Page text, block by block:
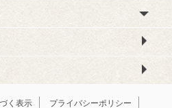
く表示
プライバシーポリシー